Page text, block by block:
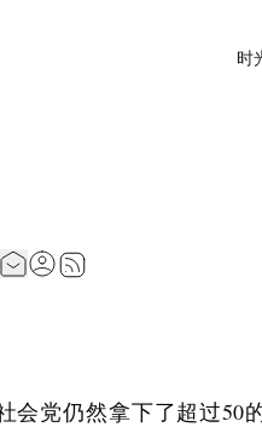
时
会党仍然拿下了超过50